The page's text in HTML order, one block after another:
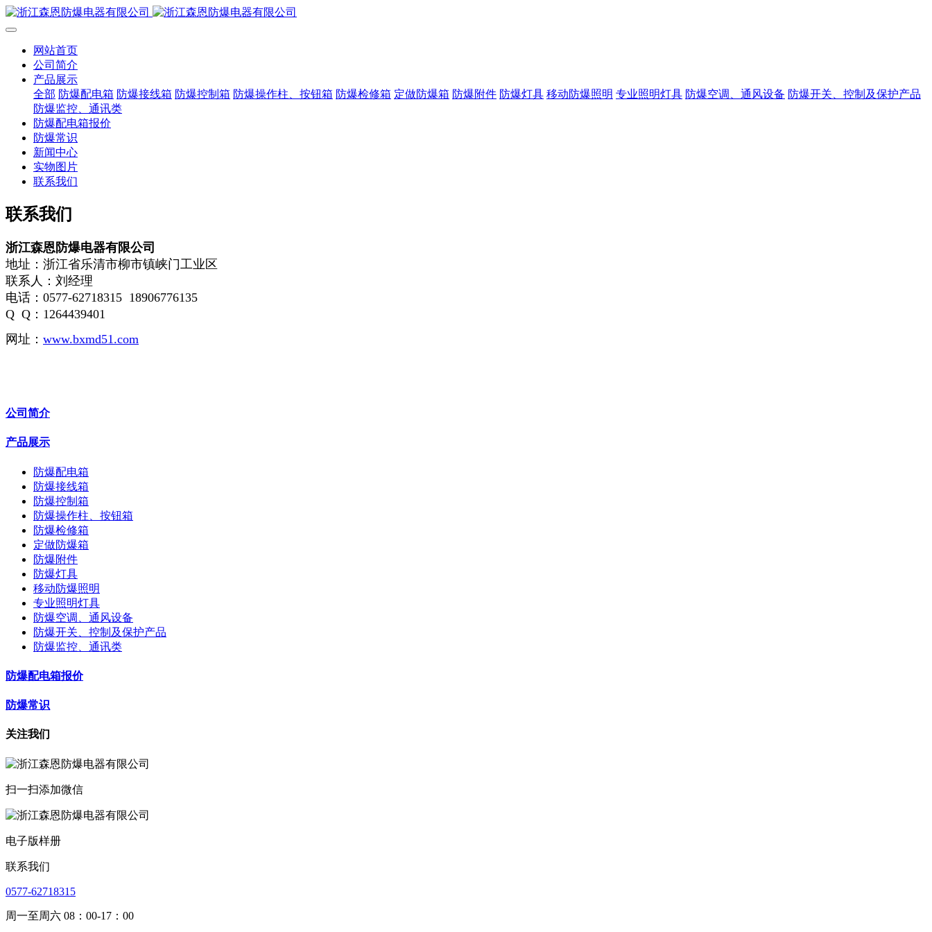
网站首页
公司简介
产品展示
全部 防爆配电箱 防爆接线箱 防爆控制箱 防爆操作柱、按钮箱 防爆检修箱 定做防爆箱 防爆附件 防爆灯具 移动防爆照明 专业照明灯具 防爆空调、通风设备 防爆开关、控制及保护产品
防爆监控、通讯类
防爆配电箱报价
防爆常识
新闻中心
实物图片
联系我们
联系我们
浙江森恩防爆电器有限公司
地址：浙江省乐清市柳市镇峡门工业区
联系人：刘经理
电话：0577-62718315 18906776135
Q Q：1264439401
网址： www.bxmd51.com
公司简介
产品展示
防爆配电箱
防爆接线箱
防爆控制箱
防爆操作柱、按钮箱
防爆检修箱
定做防爆箱
防爆附件
防爆灯具
移动防爆照明
专业照明灯具
防爆空调、通风设备
防爆开关、控制及保护产品
防爆监控、通讯类
防爆配电箱报价
防爆常识
关注我们
扫一扫添加微信
电子版样册
联系我们
0577-62718315
周一至周六 08：00-17：00